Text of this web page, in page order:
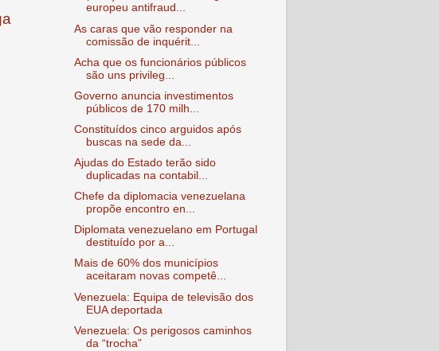
europeu antifraud...
As caras que vão responder na
comissão de inquérit...
Acha que os funcionários públicos
são uns privileg...
Governo anuncia investimentos
públicos de 170 milh...
Constituídos cinco arguidos após
buscas na sede da...
Ajudas do Estado terão sido
duplicadas na contabil...
Chefe da diplomacia venezuelana
propõe encontro en...
Diplomata venezuelano em Portugal
destituído por a...
Mais de 60% dos municípios
aceitaram novas competê...
Venezuela: Equipa de televisão dos
EUA deportada
Venezuela: Os perigosos caminhos
da “trocha”